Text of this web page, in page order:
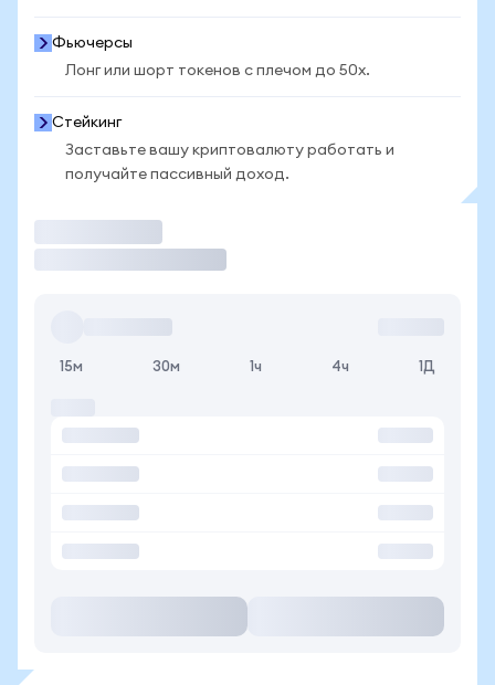
Фьючерсы
Лонг или шорт токенов с плечом до 50x.
Стейкинг
Заставьте вашу криптовалюту работать и
получайте пассивный доход.
15м 30м 1ч 4ч 1Д